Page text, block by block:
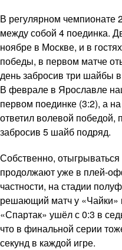
В регулярном чемпионате
между собой 4 поединка.
ноябре в Москве, и в
победы, в первом матче
день забросив три шайбы
В феврале в Ярославле
первом поединке (3:2), а
ответил волевой победой,
забросив 5 шайб подряд.
Собственно,
продолжают уже в плей-
частности, на стадии
решающий матч у «Чайки»
«Спартак» ушёл с 0:3 в
что в финальной серии
секунд в каждой игре.